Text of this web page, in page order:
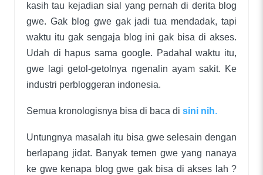
kasih tau kejadian sial yang pernah di derita blog
gwe. Gak blog gwe gak jadi tua mendadak, tapi
waktu itu gak sengaja blog ini gak bisa di akses.
Udah di hapus sama google. Padahal waktu itu,
gwe lagi getol-getolnya ngenalin ayam sakit. Ke
industri perbloggeran indonesia.
Semua kronologisnya bisa di baca di sini nih.
Untungnya masalah itu bisa gwe selesain dengan
berlapang jidat. Banyak temen gwe yang nanaya
ke gwe kenapa blog gwe gak bisa di akses lah ?